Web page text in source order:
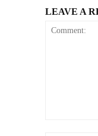
LEAVE A